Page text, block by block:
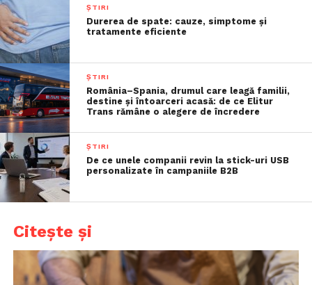
ȘTIRI
Durerea de spate: cauze, simptome și
tratamente eficiente
ȘTIRI
România–Spania, drumul care leagă familii,
destine și întoarceri acasă: de ce Elitur
Trans rămâne o alegere de încredere
ȘTIRI
De ce unele companii revin la stick-uri USB
personalizate în campaniile B2B
Citește și